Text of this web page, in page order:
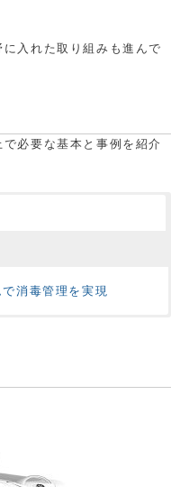
入れた取り組みも進んで
必要な基本と事例を紹介
消毒管理を実現